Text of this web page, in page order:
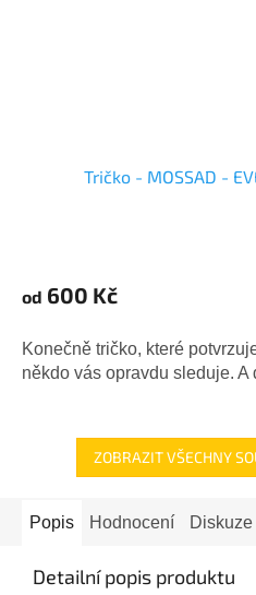
Tričko - MOSSAD -
produktu
5,0
z
od 600 Kč
Konečně tričko, které
někdo vás opravdu sleduje.
ZOBRAZIT VŠECHNY
Popis Hodnocení Diskuze
Detailní popis produktu